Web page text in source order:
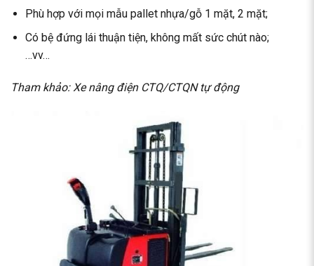
Phù hợp với mọi mẫu pallet nhựa/gỗ 1 mặt, 2 mặt;
Có bệ đứng lái thuận tiện, không mất sức chút nào;
…vv…
Tham khảo:Xe nâng điện CTQ/CTQN tự động